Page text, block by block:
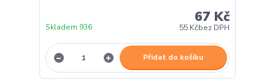
67 Kč
55 Kčbez DPH
Skladem 936
Přidat do košíku